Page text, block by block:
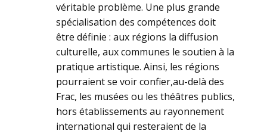
véritable problème. Une plus grande
spécialisation des compétences doit
être définie : aux régions la diffusion
culturelle, aux communes le soutien à la
pratique artistique. Ainsi, les régions
pourraient se voir confier,au-delà des
Frac, les musées ou les théâtres publics,
hors établissements au rayonnement
international qui resteraient de la